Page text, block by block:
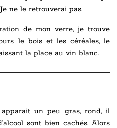
ne le retrouverai pas.
de mon verre, je trouve
le bois et les céréales, le
la place au vin blanc.
un peu gras, rond, il
sont bien cachés. Alors